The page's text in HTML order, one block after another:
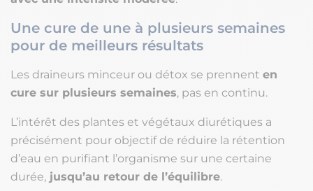
Une cure de une à plusieurs semaines
pour de meilleurs résultats
Les draineurs minceur ou détox se prennent en
cure sur plusieurs semaines, pas en continu.
L’intérêt des plantes et végétaux diurétiques a
précisément pour objectif de réduire la rétention
d’eau en purifiant l’organisme sur une certaine
durée, jusqu’au retour de l’équilibre.